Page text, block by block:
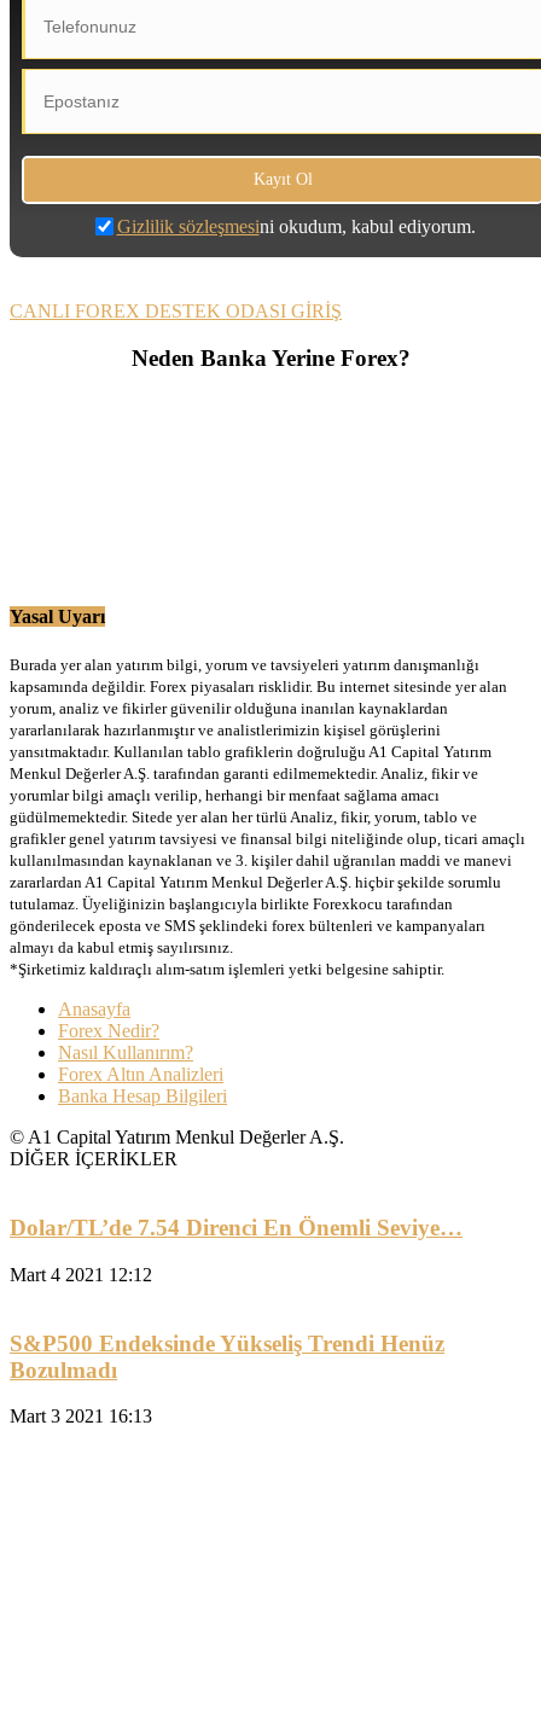
Gizlilik sözleşmesini okudum, kabul ediyorum.
CANLI FOREX DESTEK ODASI GİRİŞ
Neden Banka Yerine Forex?
Yasal Uyarı
Burada yer alan yatırım bilgi, yorum ve tavsiyeleri yatırım danışmanlığı
kapsamında değildir. Forex piyasaları risklidir. Bu internet sitesinde yer alan
yorum, analiz ve fikirler güvenilir olduğuna inanılan kaynaklardan
yararlanılarak hazırlanmıştır ve analistlerimizin kişisel görüşlerini
yansıtmaktadır. Kullanılan tablo grafiklerin doğruluğu A1 Capital Yatırım
Menkul Değerler A.Ş. tarafından garanti edilmemektedir. Analiz, fikir ve
yorumlar bilgi amaçlı verilip, herhangi bir menfaat sağlama amacı
güdülmemektedir. Sitede yer alan her türlü Analiz, fikir, yorum, tablo ve
grafikler genel yatırım tavsiyesi ve finansal bilgi niteliğinde olup, ticari amaçlı
kullanılmasından kaynaklanan ve 3. kişiler dahil uğranılan maddi ve manevi
zararlardan A1 Capital Yatırım Menkul Değerler A.Ş. hiçbir şekilde sorumlu
tutulamaz. Üyeliğinizin başlangıcıyla birlikte Forexkocu tarafından
gönderilecek eposta ve SMS şeklindeki forex bültenleri ve kampanyaları
almayı da kabul etmiş sayılırsınız.
*Şirketimiz kaldıraçlı alım-satım işlemleri yetki belgesine sahiptir.
Anasayfa
Forex Nedir?
Nasıl Kullanırım?
Forex Altın Analizleri
Banka Hesap Bilgileri
© A1 Capital Yatırım Menkul Değerler A.Ş.
DİĞER İÇERİKLER
Dolar/TL’de 7.54 Direnci En Önemli Seviye…
Mart 4 2021 12:12
S&P500 Endeksinde Yükseliş Trendi Henüz
Bozulmadı
Mart 3 2021 16:13